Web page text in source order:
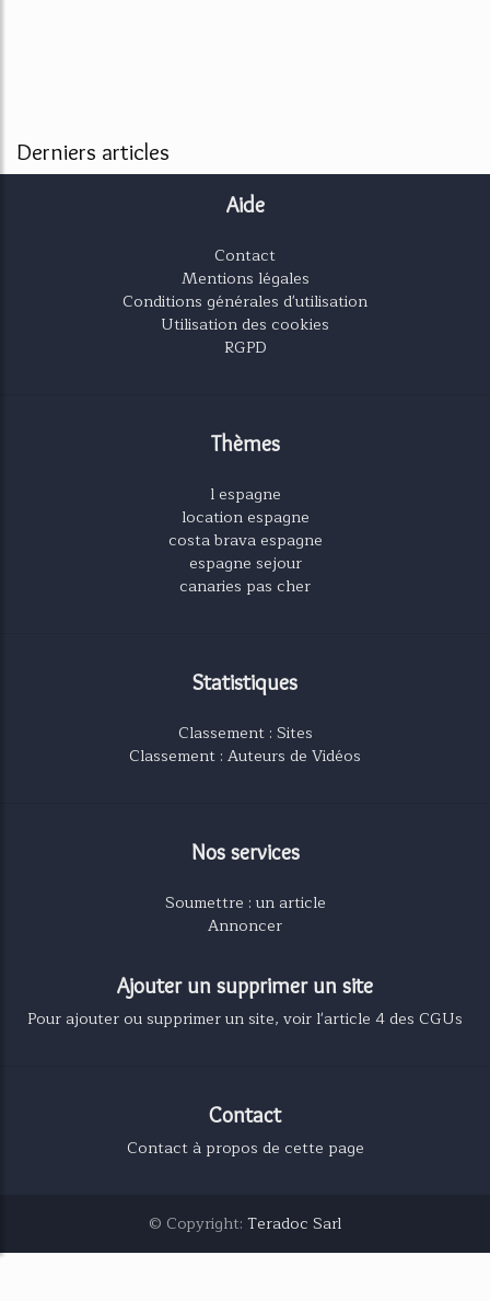
Derniers articles
Aide
Contact
Mentions légales
Conditions générales d'utilisation
Utilisation des cookies
RGPD
Thèmes
l espagne
location espagne
costa brava espagne
espagne sejour
canaries pas cher
Statistiques
Classement : Sites
Classement : Auteurs de Vidéos
Nos services
Soumettre : un article
Annoncer
Ajouter un supprimer un site
Pour ajouter ou supprimer un site, voir l'article 4 des CGUs
Contact
Contact à propos de cette page
© Copyright: Teradoc Sarl